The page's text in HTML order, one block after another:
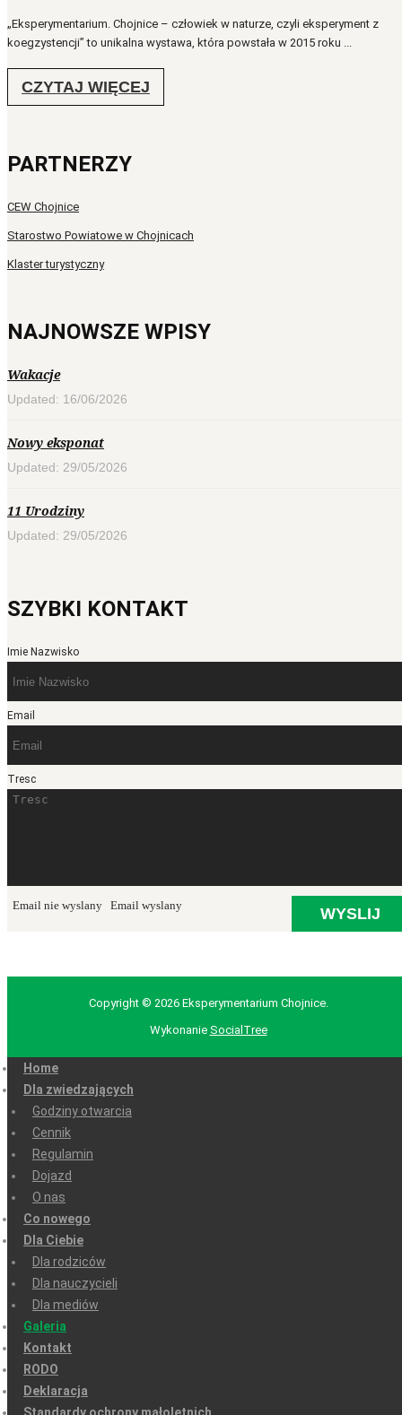
„Eksperymentarium. Chojnice – człowiek w naturze, czyli eksperyment z
koegzystencji” to unikalna wystawa, która powstała w 2015 roku ...
CZYTAJ WIĘCEJ
PARTNERZY
CEW Chojnice
Starostwo Powiatowe w Chojnicach
Klaster turystyczny
NAJNOWSZE WPISY
Wakacje
Updated: 16/06/2026
Nowy eksponat
Updated: 29/05/2026
11 Urodziny
Updated: 29/05/2026
SZYBKI KONTAKT
Imie Nazwisko
Email
Tresc
Email nie wyslany Email wyslany
Copyright © 2026 Eksperymentarium Chojnice.
Wykonanie SocialTree
Home
Dla zwiedzających
Godziny otwarcia
Cennik
Regulamin
Dojazd
O nas
Co nowego
Dla Ciebie
Dla rodziców
Dla nauczycieli
Dla mediów
Galeria
Kontakt
RODO
Deklaracja